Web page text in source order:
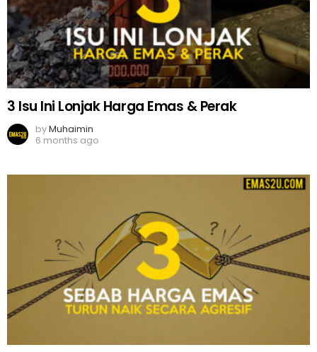
3 Isu Ini Lonjak Harga Emas & Perak
byMuhaimin
6 months ago